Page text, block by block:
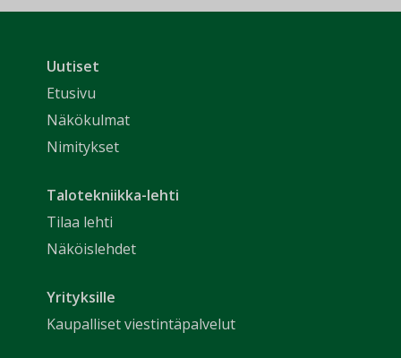
Uutiset
Etusivu
Näkökulmat
Nimitykset
Talotekniikka-lehti
Tilaa lehti
Näköislehdet
Yrityksille
Kaupalliset viestintäpalvelut